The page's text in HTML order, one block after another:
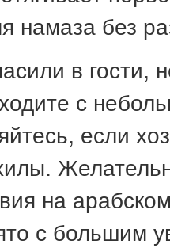
намаза без
в гости,
с
если
на
с большим